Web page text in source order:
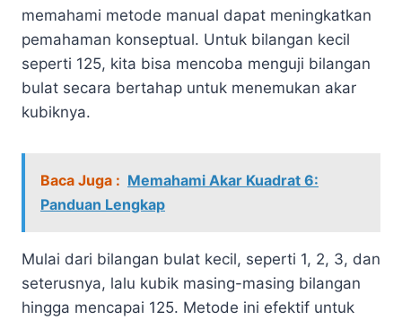
memahami metode manual dapat meningkatkan
pemahaman konseptual. Untuk bilangan kecil
seperti 125, kita bisa mencoba menguji bilangan
bulat secara bertahap untuk menemukan akar
kubiknya.
Baca Juga : Memahami Akar Kuadrat 6:
Panduan Lengkap
Mulai dari bilangan bulat kecil, seperti 1, 2, 3, dan
seterusnya, lalu kubik masing-masing bilangan
hingga mencapai 125. Metode ini efektif untuk